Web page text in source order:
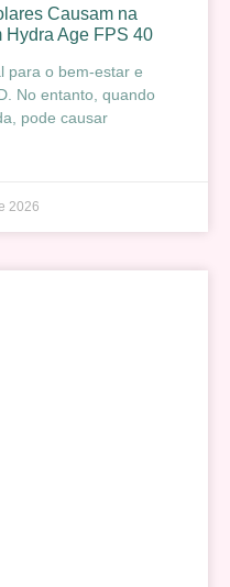
Causam na
Hydra Age FPS 40
para o bem-estar e
No entanto, quando
pode causar
2026